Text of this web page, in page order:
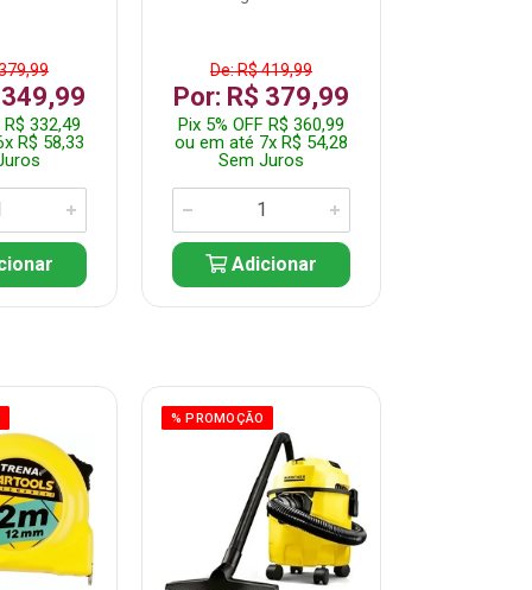
R$ 332,49
R$ 58,33
De: R$ 419,99
Por: R$ 379,99
Pix 5% OFF R$ 360,99
ou em até 7x R$ 54,28
Sem Juros
Adicionar
% PROMOÇÃO